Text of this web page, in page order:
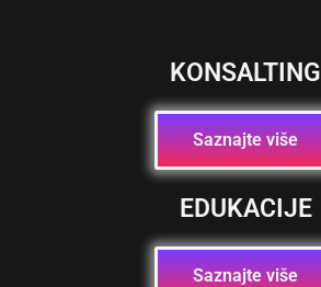
KONSALTING
Saznajte više
EDUKACIJE
Saznajte više